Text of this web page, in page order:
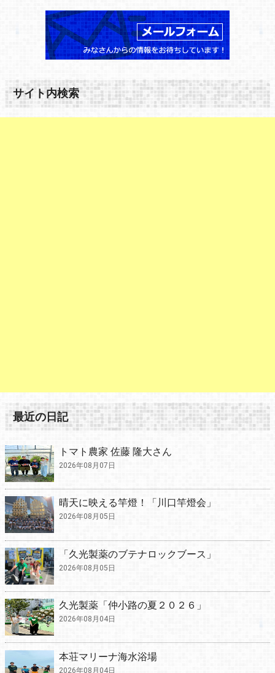
サイト内検索
最近の日記
トマト農家 佐藤 隆大さん
2026年08月07日
晴天に映える竿燈！「川口竿燈会」
2026年08月05日
「久光製薬のブテナロックブース」
2026年08月05日
久光製薬「仲小路の夏２０２６」
2026年08月04日
本荘マリーナ海水浴場
2026年08月04日